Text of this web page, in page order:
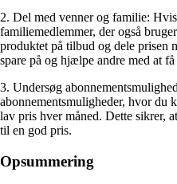
2. Del med venner og familie:
familiemedlemmer, der også
produktet på tilbud og dele prisen
spare på og hjælpe andre med at
3. Undersøg
abonnementsmuligheder, hvor du
lav pris hver måned. Dette sikrer,
til en god pris.
Opsummering